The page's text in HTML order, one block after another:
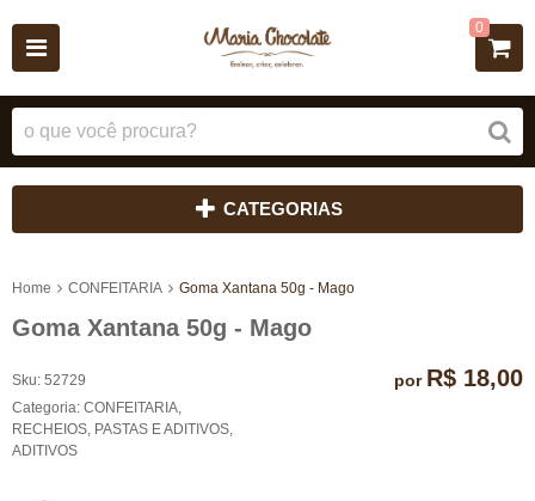
0
CATEGORIAS
Home CONFEITARIA Goma Xantana 50g - Mago
Goma Xantana 50g - Mago
Sku: 52729
Categoria: CONFEITARIA
RECHEIOS, PASTAS E ADITIVOS
ADITIVOS
por R$ 18,00